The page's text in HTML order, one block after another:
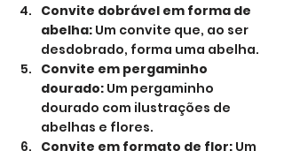
Convite dobrável em forma de
abelha: Um convite que, ao ser
desdobrado, forma uma abelha.
Convite em pergaminho
dourado: Um pergaminho
dourado com ilustrações de
abelhas e flores.
Convite em formato de flor: Um